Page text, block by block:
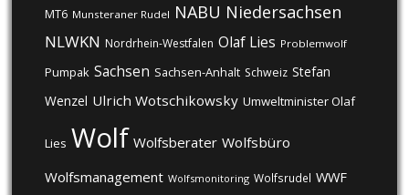
MT6 Munsteraner Rudel NABU Niedersachsen
NLWKN Nordrhein-Westfalen Olaf Lies Problemwolf
Pumpak Sachsen Sachsen-Anhalt Schweiz Stefan
Wenzel Ulrich Wotschikowsky Umweltminister Olaf
Lies Wolf Wolfsberater Wolfsbüro
Wolfsmanagement Wolfsmonitoring Wolfsrudel WWF